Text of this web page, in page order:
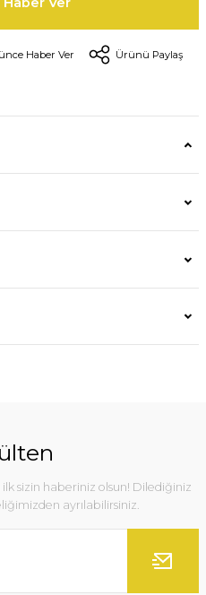
Haber Ver Ürünü Paylaş
sizin haberiniz olsun! Dilediğiniz
ayrılabilirsiniz.